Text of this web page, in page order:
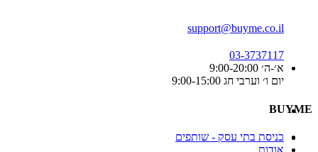
support@buyme.co.il
03-3737117
א׳-ה׳ 9:00-20:00
יום ו׳ וערבי חג 9:00-15:00
BUYME
כניסת בתי עסק - שותפים
אודות